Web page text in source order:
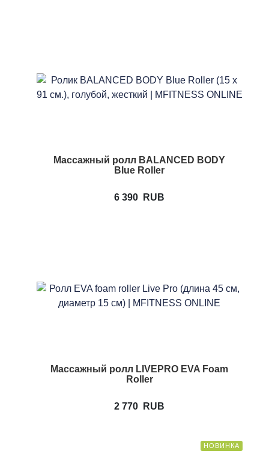
Массажный ролл BALANCED BODY
Blue Roller
6 390 RUB
Массажный ролл LIVEPRO EVA Foam
Roller
2 770 RUB
НОВИНКА